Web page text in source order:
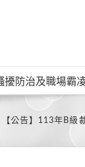
擾防治及職場霸
【公告】113年B級